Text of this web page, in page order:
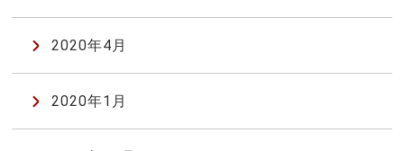
2020年4月
2020年1月